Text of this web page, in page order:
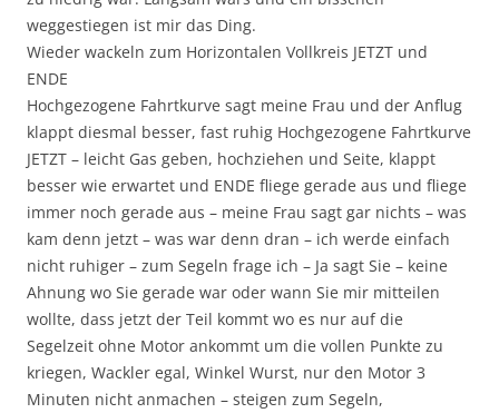
weggestiegen ist mir das Ding.
Wieder wackeln zum Horizontalen Vollkreis JETZT und
ENDE
Hochgezogene Fahrtkurve sagt meine Frau und der Anflug
klappt diesmal besser, fast ruhig Hochgezogene Fahrtkurve
JETZT – leicht Gas geben, hochziehen und Seite, klappt
besser wie erwartet und ENDE fliege gerade aus und fliege
immer noch gerade aus – meine Frau sagt gar nichts – was
kam denn jetzt – was war denn dran – ich werde einfach
nicht ruhiger – zum Segeln frage ich – Ja sagt Sie – keine
Ahnung wo Sie gerade war oder wann Sie mir mitteilen
wollte, dass jetzt der Teil kommt wo es nur auf die
Segelzeit ohne Motor ankommt um die vollen Punkte zu
kriegen, Wackler egal, Winkel Wurst, nur den Motor 3
Minuten nicht anmachen – steigen zum Segeln,